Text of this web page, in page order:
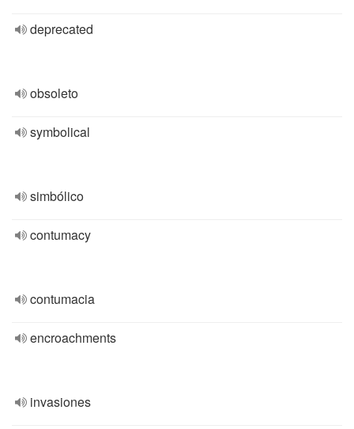
deprecated
obsoleto
symbolical
simbólico
contumacy
contumacia
encroachments
invasiones